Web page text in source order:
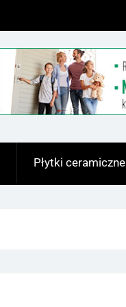
Płytki ceramiczne